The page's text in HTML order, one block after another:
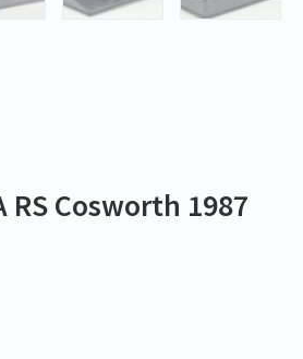
RS Cosworth 1987